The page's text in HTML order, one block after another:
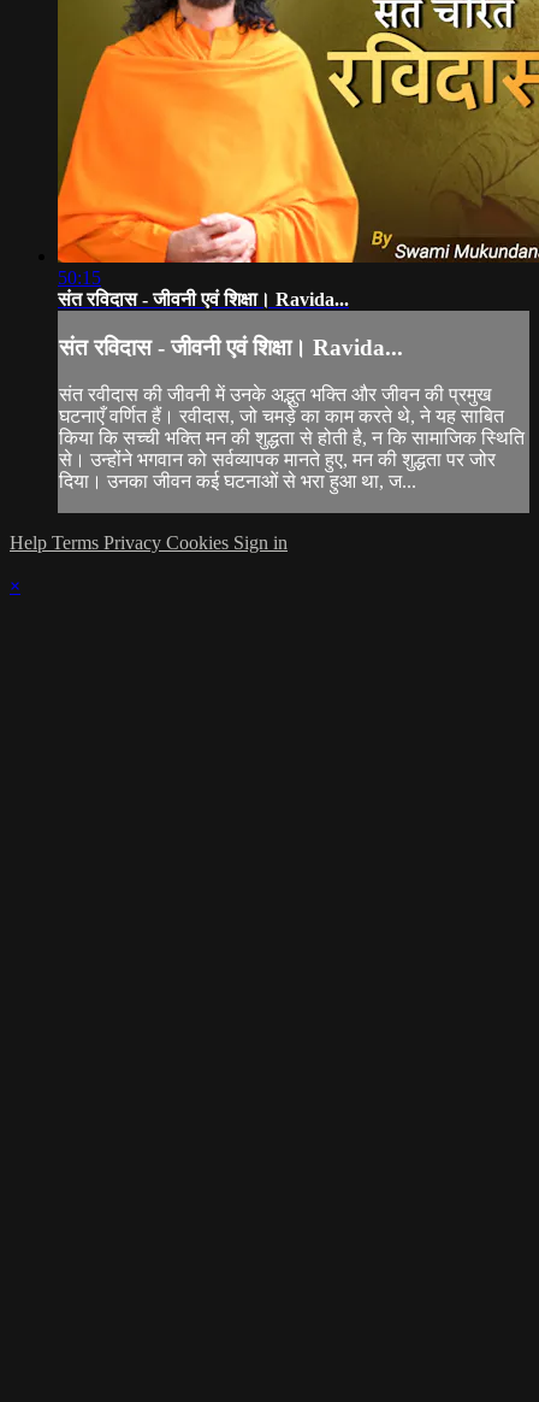
50:15
संत रविदास - जीवनी एवं शिक्षा। Ravida...
संत रविदास - जीवनी एवं शिक्षा। Ravida...
संत रवीदास की जीवनी में उनके अद्भुत भक्ति और जीवन की प्रमुख
घटनाएँ वर्णित हैं। रवीदास, जो चमड़े का काम करते थे, ने यह साबित
किया कि सच्ची भक्ति मन की शुद्धता से होती है, न कि सामाजिक स्थिति
से। उन्होंने भगवान को सर्वव्यापक मानते हुए, मन की शुद्धता पर जोर
दिया। उनका जीवन कई घटनाओं से भरा हुआ था, ज...
Help Terms Privacy Cookies Sign in
×